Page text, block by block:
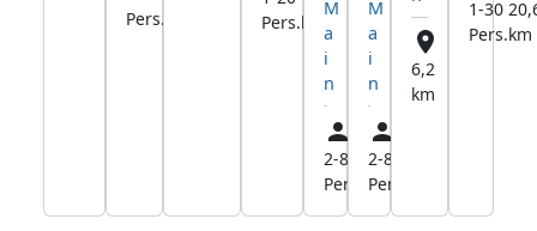
Pers.
Pers.km
M
a
i
n
2-8
Pers.
1,5
km
M
a
i
n
2-8
Pers.
6,2
km
1-30
Pers.km